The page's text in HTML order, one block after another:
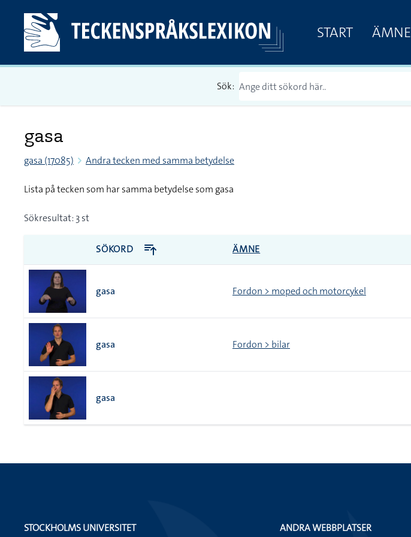
START ÄMNE
Sök:
gasa
gasa (17085) Andra tecken med samma betydelse
Lista på tecken som har samma betydelse som gasa
Sökresultat: 3 st
SÖKORD ÄMNE
gasa Fordon > moped och motorcykel
gasa Fordon > bilar
gasa
STOCKHOLMS UNIVERSITET
ANDRA WEBBPLATSER